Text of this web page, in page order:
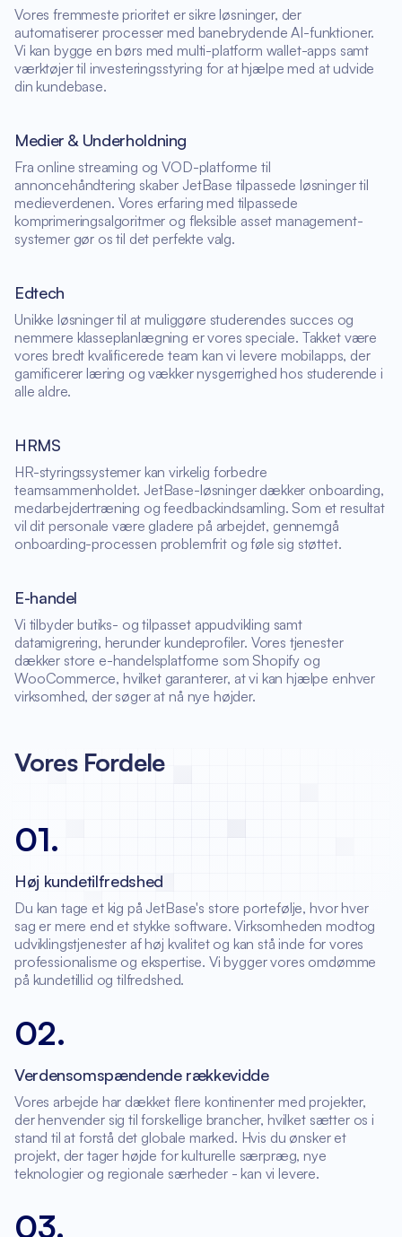
Vores fremmeste prioritet er sikre løsninger, der
automatiserer processer med banebrydende AI-funktioner.
Vi kan bygge en børs med multi-platform wallet-apps samt
værktøjer til investeringsstyring for at hjælpe med at udvide
din kundebase.
Medier & Underholdning
Fra online streaming og VOD-platforme til
annoncehåndtering skaber JetBase tilpassede løsninger til
medieverdenen. Vores erfaring med tilpassede
komprimeringsalgoritmer og fleksible asset management-
systemer gør os til det perfekte valg.
Edtech
Unikke løsninger til at muliggøre studerendes succes og
nemmere klasseplanlægning er vores speciale. Takket være
vores bredt kvalificerede team kan vi levere mobilapps, der
gamificerer læring og vækker nysgerrighed hos studerende i
alle aldre.
HRMS
HR-styringssystemer kan virkelig forbedre
teamsammenholdet. JetBase-løsninger dækker onboarding,
medarbejdertræning og feedbackindsamling. Som et resultat
vil dit personale være gladere på arbejdet, gennemgå
onboarding-processen problemfrit og føle sig støttet.
E-handel
Vi tilbyder butiks- og tilpasset appudvikling samt
datamigrering, herunder kundeprofiler. Vores tjenester
dækker store e-handelsplatforme som Shopify og
WooCommerce, hvilket garanterer, at vi kan hjælpe enhver
virksomhed, der søger at nå nye højder.
Vores Fordele
01.
Høj kundetilfredshed
Du kan tage et kig på JetBase's store portefølje, hvor hver
sag er mere end et stykke software. Virksomheden modtog
udviklingstjenester af høj kvalitet og kan stå inde for vores
professionalisme og ekspertise. Vi bygger vores omdømme
på kundetillid og tilfredshed.
02.
Verdensomspændende rækkevidde
Vores arbejde har dækket flere kontinenter med projekter,
der henvender sig til forskellige brancher, hvilket sætter os i
stand til at forstå det globale marked. Hvis du ønsker et
projekt, der tager højde for kulturelle særpræg, nye
teknologier og regionale særheder - kan vi levere.
03.